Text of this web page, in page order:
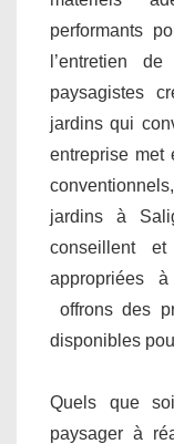
performants
l’entretien
paysagistes
jardins qui
entreprise met
jardins à
conseillent
appropriées
offrons des
disponibles
Quels que
paysager à